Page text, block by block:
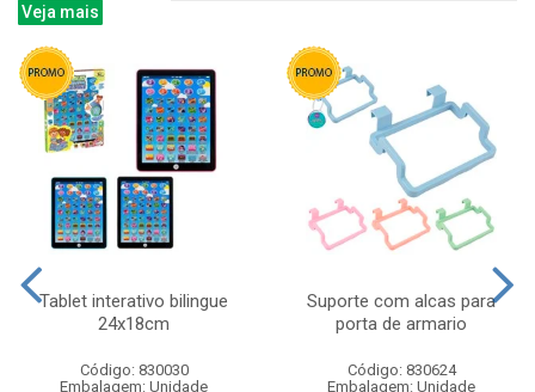
Veja mais
Tablet interativo bilingue
24x18cm
Código: 830030
Embalagem: Unidade
Suporte com alcas para
porta de armario
Código: 830624
Embalagem: Unidade